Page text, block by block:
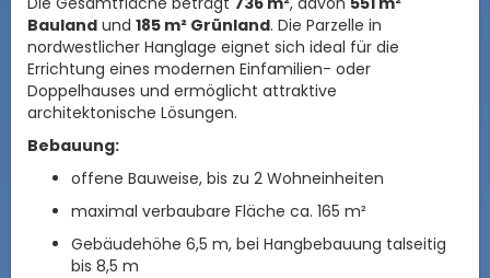
Bauland und 185 m² Grünland. Die Parzelle in
nordwestlicher Hanglage eignet sich ideal für die
Errichtung eines modernen Einfamilien- oder
Doppelhauses und ermöglicht attraktive
architektonische Lösungen.
Bebauung:
offene Bauweise, bis zu 2 Wohneinheiten
maximal verbaubare Fläche ca. 165 m²
Gebäudehöhe 6,5 m, bei Hangbebauung talseitig
bis 8,5 m